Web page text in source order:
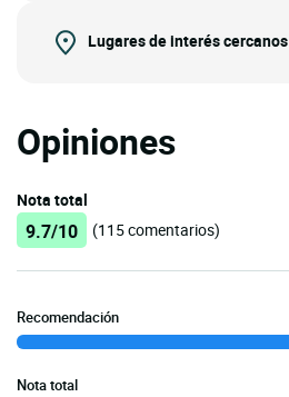
Lugares de interés cercanos
Opiniones
Nota total
9.7/10 (115 comentarios)
Recomendación
Nota total